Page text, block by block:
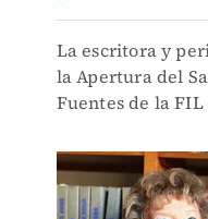
La escritora y
la Apertura del
Fuentes de la